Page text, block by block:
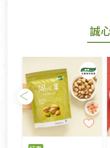
若您購買的商品有下列「
形者，除商品瑕疵以外，
依消保法之規定提供該
日)的服務，原則上若商
瑕疵)，一般皆可申請退
不適用七天鑑賞期商品：
以數位或電磁紀錄形式
之商品、以及性質上無法
誠